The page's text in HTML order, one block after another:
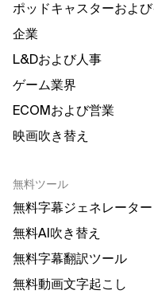
ポッドキャスターおよ
企業
L&Dおよび人事
ゲーム業界
ECOMおよび営業
映画吹き替え
無料ツール
無料字幕ジェネレーター
無料AI吹き替え
無料字幕翻訳ツール
無料動画文字起こし